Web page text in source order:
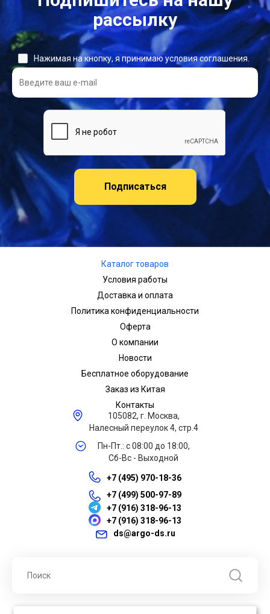
рассылку
Подписаться
Нажимая на кнопку, я принимаю условия соглашения.
Каталог товаров
Условия работы
Доставка и оплата
Политика конфиденциальности
Оферта
О компании
Новости
Бесплатное оборудование
Заказ из Китая
Контакты
105082, г. Москва,
Налесный переулок 4, стр.4
Пн-Пт.: с 08:00 до 18:00,
Сб-Вс - Выходной
+7 (495) 970-18-36
+7 (499) 500-97-89
+7 (916) 318-96-13
+7 (916) 318-96-13
ds@argo-ds.ru